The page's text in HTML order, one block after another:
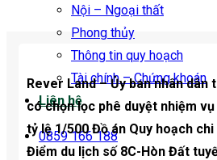
Nội – Ngoại thất
Phong thủy
Thông tin quy hoạch
Tài chính – Chứng khoán
Liên hệ
0859 166 188
Rever Land – Ủy ban nhân dân
có chọn lọc phê duyệt nhiệm
tỷ lệ 1/500 Đồ án Quy hoạch
Điểm du lịch số 8C-Hòn Đất